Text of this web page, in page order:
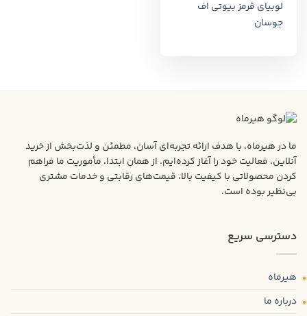
لوبیای قرمز بیوتی اف
جوسان
ما در هیرماه، با هدف ارائه تجربه‌ای آسان، مطمئن و لذت‌بخش از خرید
آنلاین، فعالیت خود را آغاز کرده‌ایم. از همان ابتدا، مأموریت ما فراهم
کردن محصولاتی با کیفیت بالا، قیمت‌های رقابتی و خدمات مشتری
بی‌نظیر بوده است.
دسترسی سریع
هیرماه
درباره ما